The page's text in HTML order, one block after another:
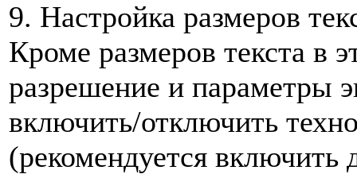
9. Настройка размеров
Кроме размеров текста в
разрешение и параметры
включить/отключить
(рекомендуется